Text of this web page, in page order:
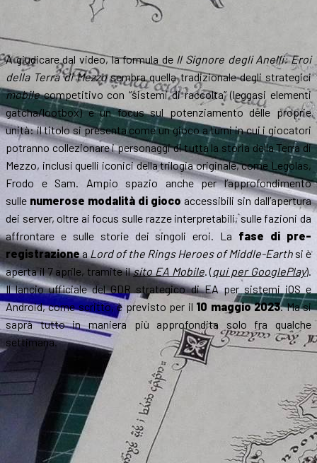
A giudicare dal video, la formula de Il Signore degli Anelli: Eroi
della Terra di Mezzosembra quella tradizionale degli strategici
mobilecompetitivo con “sistemi di raccolta” (leggasi elementi
gatcha/lootbox) e un focus sul potenziamento delle proprie
unità: il titolo si presenta come un gioco a turni in cui i giocatori
potranno collezionare i personaggi di tutta la storia della Terra di
Mezzo, inclusi quelli iconici della trilogia originale, come Legolas,
Frodo e Sam. Ampio spazio anche per l’approfondimento
sulle numerose modalità di gioco accessibili sin dall’apertura
dei server, oltre ai focus sulle razze interpretabili, sulle fazioni da
affrontare e sulle storie dei singoli eroi. La fase di pre-
registrazionea Lord of the Rings Heroes of Middle-Earth si è
aperta il 7 aprile, tramite ilsito EA Mobile. (qui per GooglePlay).
Il lancio ufficiale del GDR strategico di EA per sistemi iOS e
Android, come scritto, è previsto per il 10 maggio 2023. Ma si
saprà tutto in maniera più approfondita solo fra qualche
settimana.